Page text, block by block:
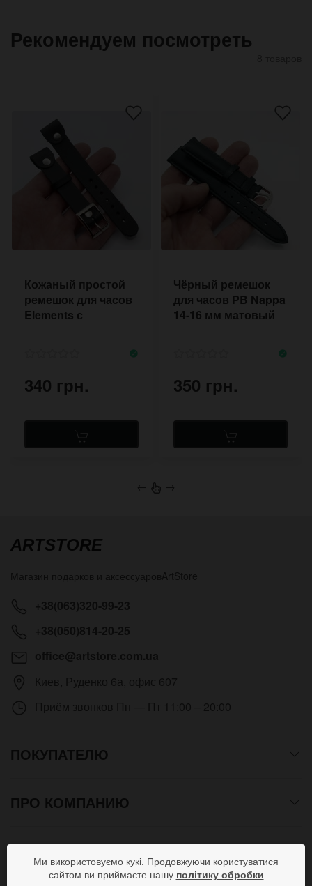
Рекомендуем посмотреть
Кожаный простой
ремешок для часов
Elements с
340 грн.
Чёрный ремешок
для часов PB Nappa
14-16 мм матовый
350 грн.
← →
ARTSTORE
ПОКУПАТЕЛЮ
ПРО КОМПАНИЮ
СПОСОБЫ ОПЛАТЫ
Ми використовуємо кукі. Продовжуючи користуватися
сайтом ви приймаєте нашу політику обробки